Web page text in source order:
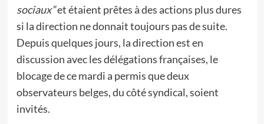
sociaux”et étaient prêtes à des actions plus dures
si la direction ne donnait toujours pas de suite.
Depuis quelques jours, la direction est en
discussion avec les délégations françaises, le
blocage de ce mardi a permis que deux
observateurs belges, du côté syndical, soient
invités.